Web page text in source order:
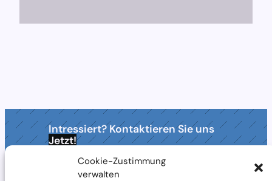
Cookie-Zustimmung
verwalten
Intressiert? Kontaktieren Sie uns
Jetzt!
Kontakt